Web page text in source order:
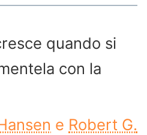
quando si
con la
e Robert G.